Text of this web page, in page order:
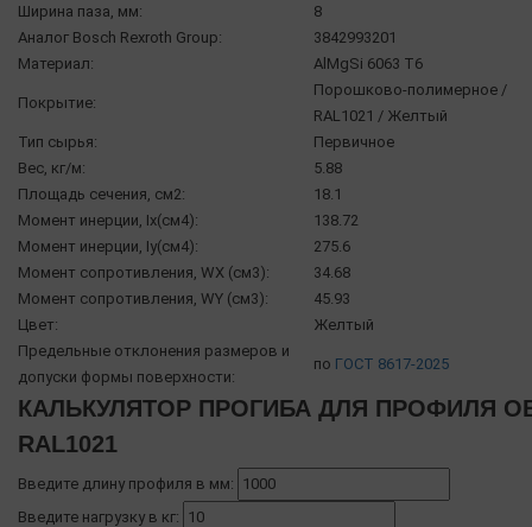
Ширина паза, мм:
8
Аналог Bosch Rexroth Group:
3842993201
Материал:
AlMgSi 6063 Т6
Покрытие:
Порошково-полимерное /
RAL1021 / Желтый
Тип сырья:
Первичное
Вес, кг/м:
5.88
Площадь сечения, см2:
18.1
Момент инерции, Ix(см4):
138.72
Момент инерции, Iy(см4):
275.6
Момент сопротивления, WX (см3):
34.68
Момент сопротивления, WY (см3):
45.93
Цвет:
Желтый
Предельные отклонения размеров и
допуски формы поверхности:
по ГОСТ 8617-2025
КАЛЬКУЛЯТОР ПРОГИБА ДЛЯ ПРОФИЛЯ
RAL1021
Введите длину профиля в мм:
Введите нагрузку в кг: